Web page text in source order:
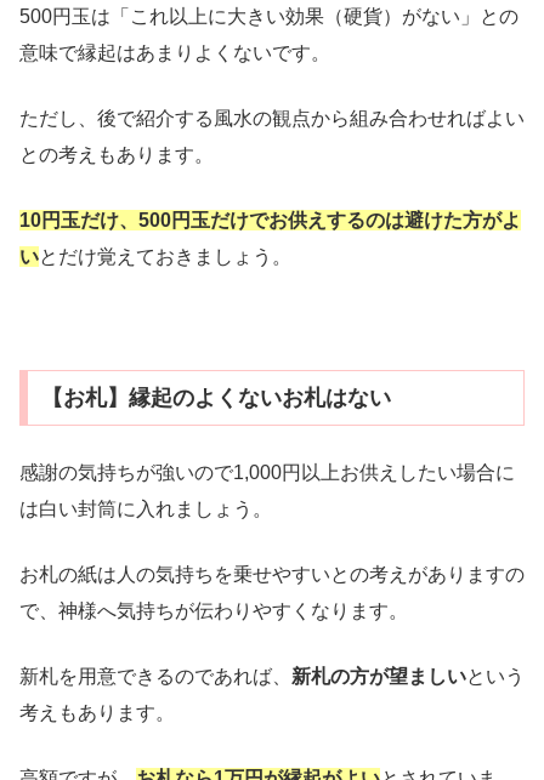
500円玉は「これ以上に大きい効果（硬貨）がない」との
意味で縁起はあまりよくないです。
ただし、後で紹介する風水の観点から組み合わせればよい
との考えもあります。
10円玉だけ、500円玉だけでお供えするのは避けた方がよ
いとだけ覚えておきましょう。
【お札】縁起のよくないお札はない
感謝の気持ちが強いので1,000円以上お供えしたい場合に
は白い封筒に入れましょう。
お札の紙は人の気持ちを乗せやすいとの考えがありますの
で、神様へ気持ちが伝わりやすくなります。
新札を用意できるのであれば、 新札の方が望ましいという
考えもあります。